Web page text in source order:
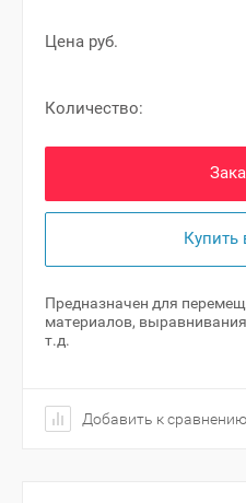
Цена руб.
Количество:
Купить
Предназначен для
материалов,
т.д.
Добавить к сравнению